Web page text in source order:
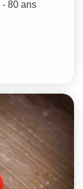
- 80 ans